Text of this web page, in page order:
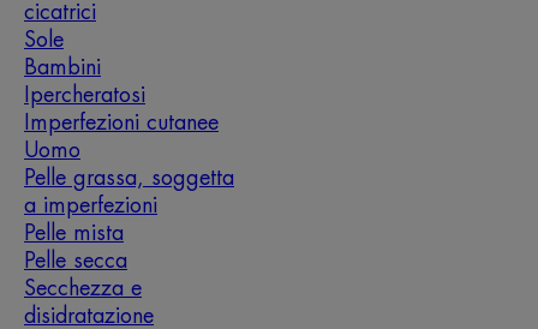
cicatrici
Sole
Bambini
Ipercheratosi
Imperfezioni cutanee
Uomo
Pelle grassa, soggetta
a imperfezioni
Pelle mista
Pelle secca
Secchezza e
disidratazione